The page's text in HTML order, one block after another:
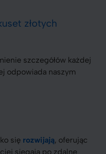
złotych
szczegółów każdej
odpowiada naszym
się rozwijają, oferując
sięgają po zdalne